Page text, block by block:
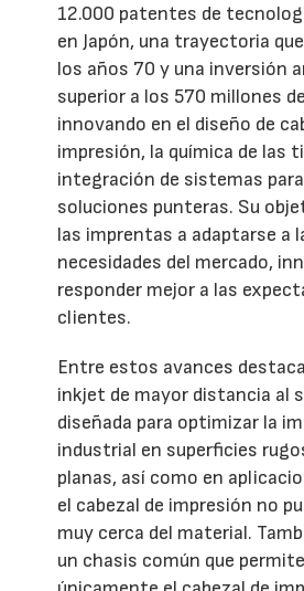
12.000 patentes de
en Japón, una trayectoria
los años 70 y una inversión
superior a los 570 millones
innovando en el diseño de
impresión, la química de las
integración de sistemas
soluciones punteras. Su
las imprentas a adaptarse a
necesidades del mercado,
responder mejor a las
clientes.
Entre estos avances
inkjet de mayor distancia al
diseñada para optimizar la
industrial en superficies
planas, así como en
el cabezal de impresión no
muy cerca del material.
un chasis común que